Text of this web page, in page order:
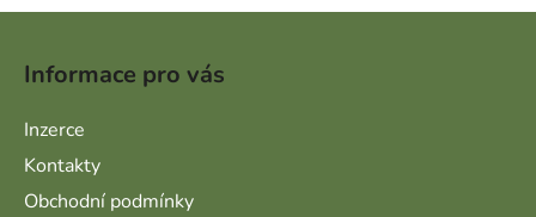
Informace pro vás
Inzerce
Kontakty
Obchodní podmínky